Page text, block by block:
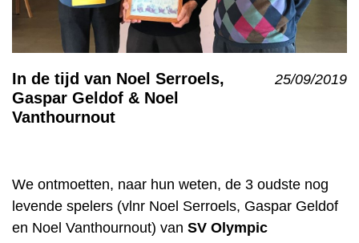
In de tijd van Noel Serroels,
Gaspar Geldof & Noel
Vanthournout
25/09/2019
We ontmoetten, naar hun weten, de 3 oudste nog
levende spelers (vlnr Noel Serroels, Gaspar Geldof
en Noel Vanthournout) van SV Olympic